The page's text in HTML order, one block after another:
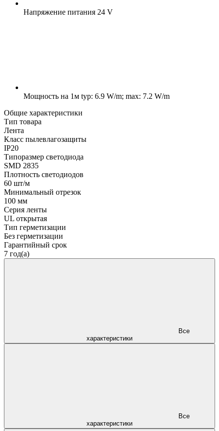
Напряжение питания 24 V
Мощность на 1м typ: 6.9 W/m; max: 7.2 W/m
Общие характеристики
Тип товара
Лента
Класс пылевлагозащиты
IP20
Типоразмер светодиода
SMD 2835
Плотность светодиодов
60 шт/м
Минимальный отрезок
100 мм
Серия ленты
UL открытая
Тип герметизации
Без герметизации
Гарантийный срок
7 год(а)
характеристики
характеристики